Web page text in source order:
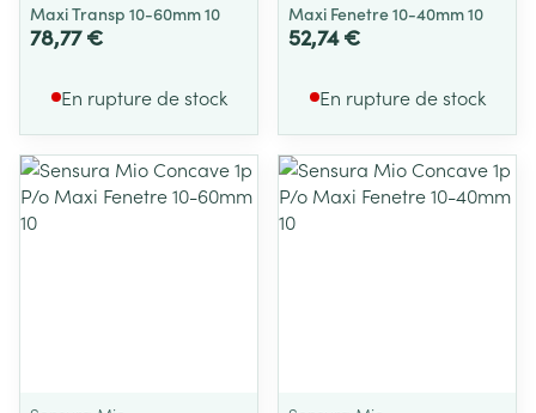
Maxi Transp 10-60mm 10
78,77 €
En rupture de stock
Maxi Fenetre 10-40mm 10
52,74 €
En rupture de stock